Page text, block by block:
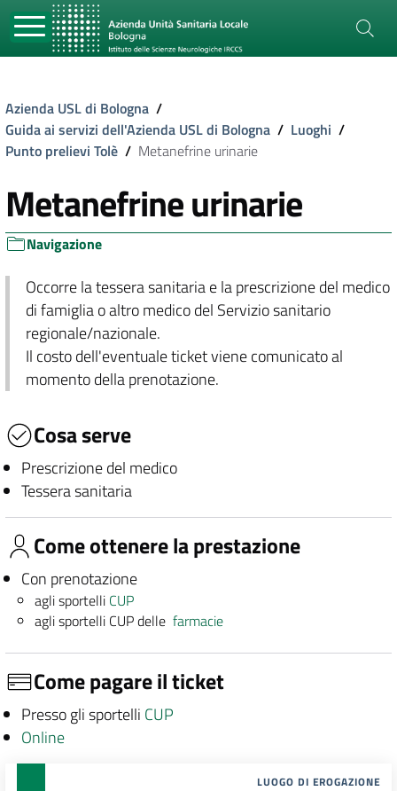
Azienda USL di Bologna /
Guida ai servizi dell'Azienda USL di Bologna / Luoghi /
Punto prelievi Tolè / Metanefrine urinarie
Metanefrine urinarie
Navigazione
Occorre la tessera sanitaria e la prescrizione del medico
di famiglia o altro medico del Servizio sanitario
regionale/nazionale.
Il costo dell'eventuale ticket viene comunicato al
momento della prenotazione.
Cosa serve
Prescrizione del medico
Tessera sanitaria
Come ottenere la prestazione
Con prenotazione
agli sportelli CUP
agli sportelli CUP dellefarmacie
Come pagare il ticket
Presso gli sportelli CUP
Online
LUOGO DI EROGAZIONE